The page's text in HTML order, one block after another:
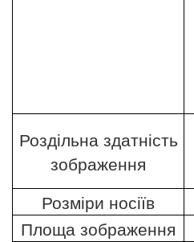
Роздільна здатність
зображення
Розміри носіїв
Площа зображення